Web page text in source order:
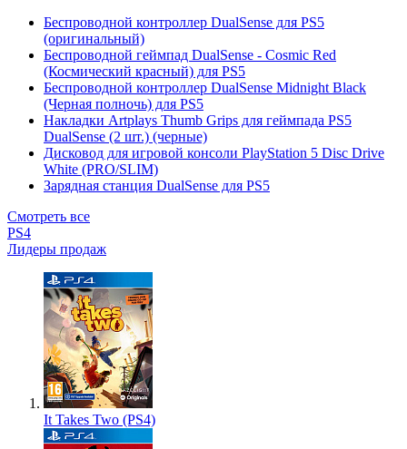
Беспроводной контроллер DualSense для PS5
(оригинальный)
Беспроводной геймпад DualSense - Cosmic Red
(Космический красный) для PS5
Беспроводной контроллер DualSense Midnight Black
(Черная полночь) для PS5
Накладки Artplays Thumb Grips для геймпада PS5
DualSense (2 шт.) (черные)
Дисковод для игровой консоли PlayStation 5 Disc Drive
White (PRO/SLIM)
Зарядная станция DualSense для PS5
Смотреть все
PS4
Лидеры продаж
It Takes Two (PS4)